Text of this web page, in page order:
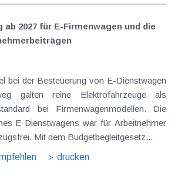
ab 2027 für E-Firmenwagen und die
bei der Besteuerung von E-Dienstwagen
galten reine Elektrofahrzeuge als
bei Firmenwagenmodellen. Die
E-Dienstwagens war für Arbeitnehmer
Mit dem Budgetbegleitgesetz...
drucken